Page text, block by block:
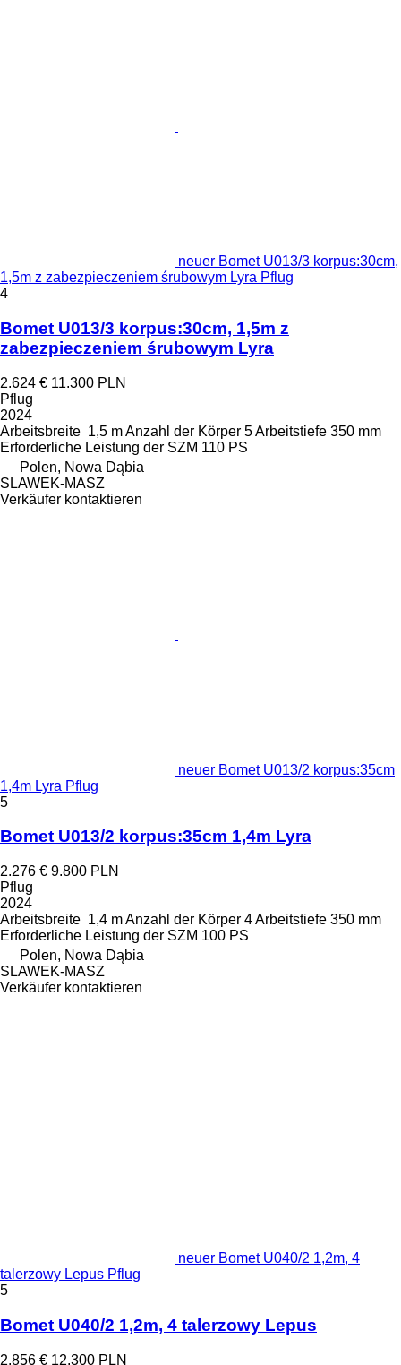
neuer Bomet U013/3 korpus:30cm,
1,5m z zabezpieczeniem śrubowym Lyra Pflug
4
Bomet U013/3 korpus:30cm, 1,5m z
zabezpieczeniem śrubowym Lyra
2.624 € 11.300 PLN
Pflug
2024
Arbeitsbreite 1,5 mAnzahl der Körper 5Arbeitstiefe 350 mm
Erforderliche Leistung der SZM 110 PS
Polen, Nowa Dąbia
SLAWEK-MASZ
Verkäufer kontaktieren
neuer Bomet U013/2 korpus:35cm
1,4m Lyra Pflug
5
Bomet U013/2 korpus:35cm 1,4m Lyra
2.276 € 9.800 PLN
Pflug
2024
Arbeitsbreite 1,4 mAnzahl der Körper 4Arbeitstiefe 350 mm
Erforderliche Leistung der SZM 100 PS
Polen, Nowa Dąbia
SLAWEK-MASZ
Verkäufer kontaktieren
neuer Bomet U040/2 1,2m, 4
talerzowy Lepus Pflug
5
Bomet U040/2 1,2m, 4 talerzowy Lepus
2.856 € 12.300 PLN